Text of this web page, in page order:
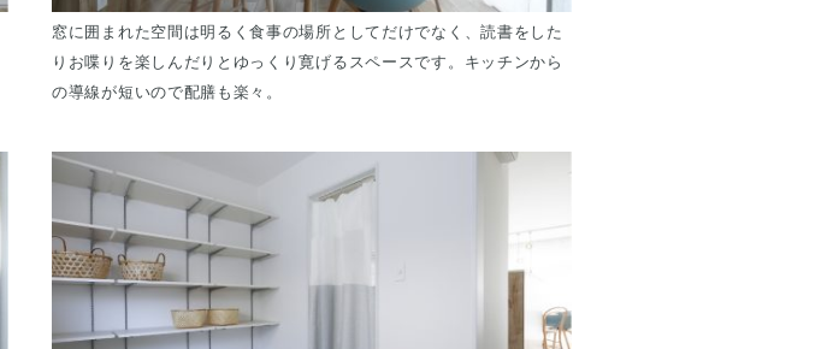
窓に囲まれた空間は明るく食事の場所としてだけでなく、読書をした
りお喋りを楽しんだりとゆっくり寛げるスペースです。キッチンから
の導線が短いので配膳も楽々。